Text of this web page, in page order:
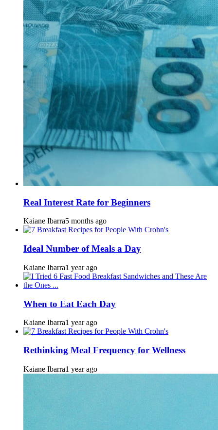
Real Interest Rate for Beginners
Kaiane Ibarra5 months ago
Ideal Number of Meals a Day
Kaiane Ibarra1 year ago
When to Eat Each Day
Kaiane Ibarra1 year ago
Rethinking Meal Frequency for Wellness
Kaiane Ibarra1 year ago